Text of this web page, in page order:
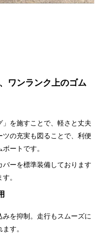
ワンランク上のゴム
を施すことで、軽さと丈夫
の充実も図ることで、利便
ートです。
バーを標準装備しております
。
を抑制。走行もスムーズに
す。